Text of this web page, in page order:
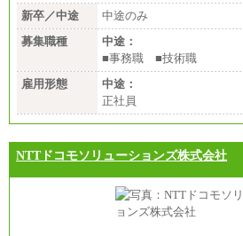
新卒／中途
中途のみ
募集職種
中途：
■事務職 ■技術職
雇用形態
中途：
正社員
NTTドコモソリューションズ株式会社